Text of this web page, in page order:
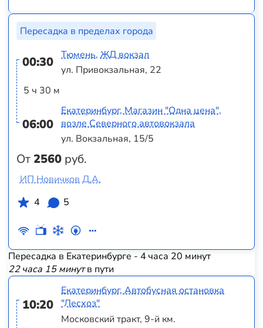
Пересадка в пределах города
00:30
5 ч 30 м
06:00
От2560 руб.
Тюмень, ЖД вокзал
ул. Привокзальная, 22
Екатеринбург, Магазин "Одна цена",
возле Северного автовокзала
ул. Вокзальная, 15/5
ИП Новичков Д.А.
4
5
Пересадка в Екатеринбурге - 4 часа 20 минут
22 часа 15 минутв пути
10:20
Екатеринбург, Автобусная остановка
"Лесхоз"
Московский тракт, 9-й км.